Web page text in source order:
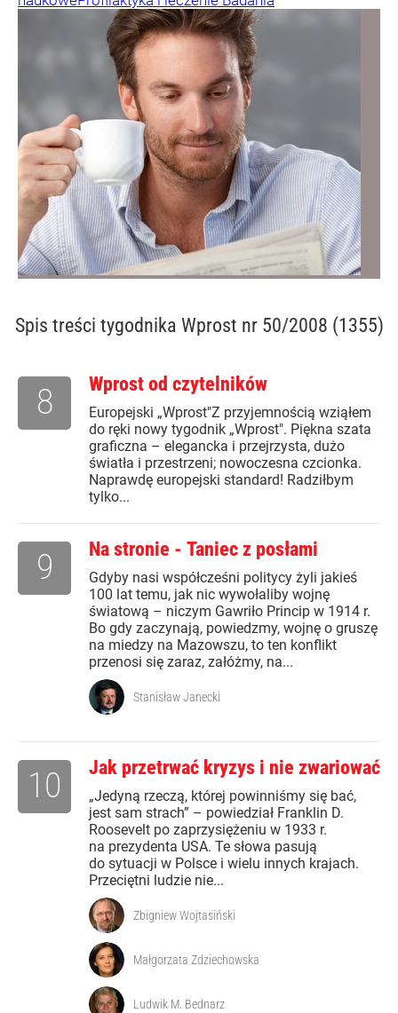
Spis treści tygodnika Wprost nr 50/2008 (1355)
Wprost od czytelników
Europejski „Wprost"Z przyjemnością wziąłem
do ręki nowy tygodnik „Wprost". Piękna szata
graficzna – elegancka i przejrzysta, dużo
światła i przestrzeni; nowoczesna czcionka.
Naprawdę europejski standard! Radziłbym
tylko...
8
Na stronie - Taniec z posłami
Gdyby nasi współcześni politycy żyli jakieś
100 lat temu, jak nic wywołaliby wojnę
światową – niczym Gawriło Princip w 1914 r.
Bo gdy zaczynają, powiedzmy, wojnę o gruszę
na miedzy na Mazowszu, to ten konflikt
przenosi się zaraz, załóżmy, na...
9
Stanisław Janecki
Jak przetrwać kryzys i nie zwariować
„Jedyną rzeczą, której powinniśmy się bać,
jest sam strach” – powiedział Franklin D.
Roosevelt po zaprzysiężeniu w 1933 r.
na prezydenta USA. Te słowa pasują
do sytuacji w Polsce i wielu innych krajach.
Przeciętni ludzie nie...
10
Zbigniew Wojtasiński
Małgorzata Zdziechowska
Ludwik M. Bednarz